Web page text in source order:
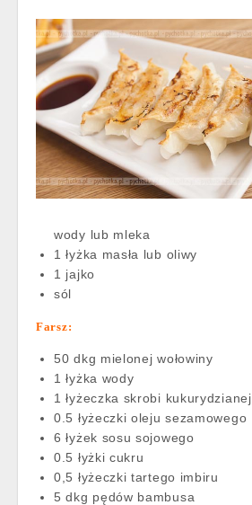
wody lub mleka
1 łyżka masła lub oliwy
1 jajko
sól
Farsz:
50 dkg mielonej wołowiny
1 łyżka wody
1 łyżeczka skrobi kukurydzianej
0.5 łyżeczki oleju sezamowego
6 łyżek sosu sojowego
0.5 łyżki cukru
0,5 łyżeczki tartego imbiru
5 dkg pędów bambusa